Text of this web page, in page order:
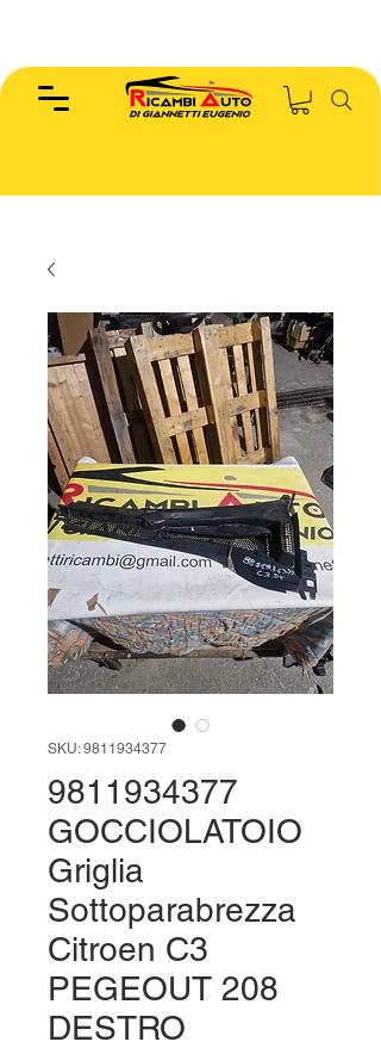
SKU: 9811934377
9811934377
GOCCIOLATOIO
Griglia
Sottoparabrezza
Citroen C3
PEGEOUT 208
DESTRO